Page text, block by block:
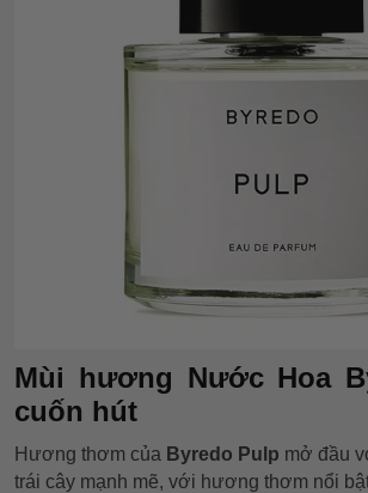
Mùi hương Nước Hoa
cuốn hút
Hương thơm của Byredo Pulp mở đầu
trái cây mạnh mẽ, với hương thơm nổi